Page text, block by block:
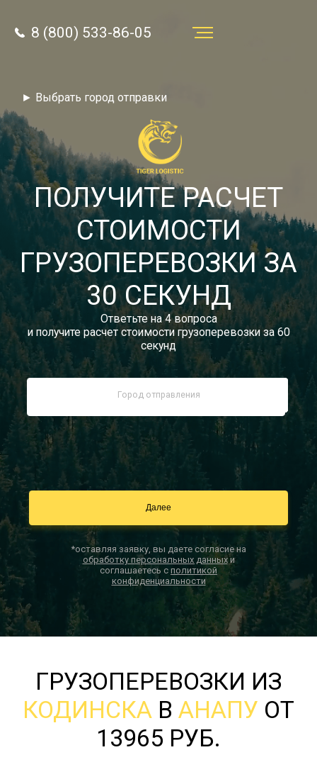
8 (800) 533-86-05
Звонок по России бесплатный
autotransport24@yandex.ru
Заказать звонок
Тарифы
Отзывы
Статьи
Новости
Документы
Контакты
► Выбрать город отправки
8 (800) 533-86-05
ПОЛУЧИТЕ РАСЧЕТ
СТОИМОСТИ
ГРУЗОПЕРЕВОЗКИ ЗА
30 СЕКУНД
Ответьте на 4 вопроса
и получите расчет стоимости грузоперевозки за 60
секунд
*оставляя заявку, вы даете согласие на
обработку персональных данныхи
соглашаетесь с политикой
конфиденциальности
ГРУЗОПЕРЕВОЗКИ ИЗ
КОДИНСКА В АНАПУ ОТ
13965 РУБ.